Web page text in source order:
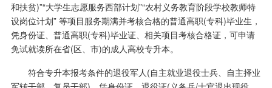
和扶贫)”“大学生志愿服务西部计划”“农村义务教育阶段学校教师特
设岗位计划” 等项目服务期满并考核合格的普通高职(专科)毕业生，
凭身份证、普通高职(专科)毕业证、相关项目考核合格证，可申请
免试就读所在省(区、市)的成人高校专升本。
符合专升本报考条件的退役军人(自主就业退役士兵、自主择业